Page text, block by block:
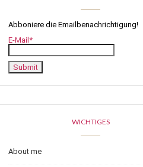
Abboniere die Emailbenachrichtigung!
E-Mail*
WICHTIGES
About me